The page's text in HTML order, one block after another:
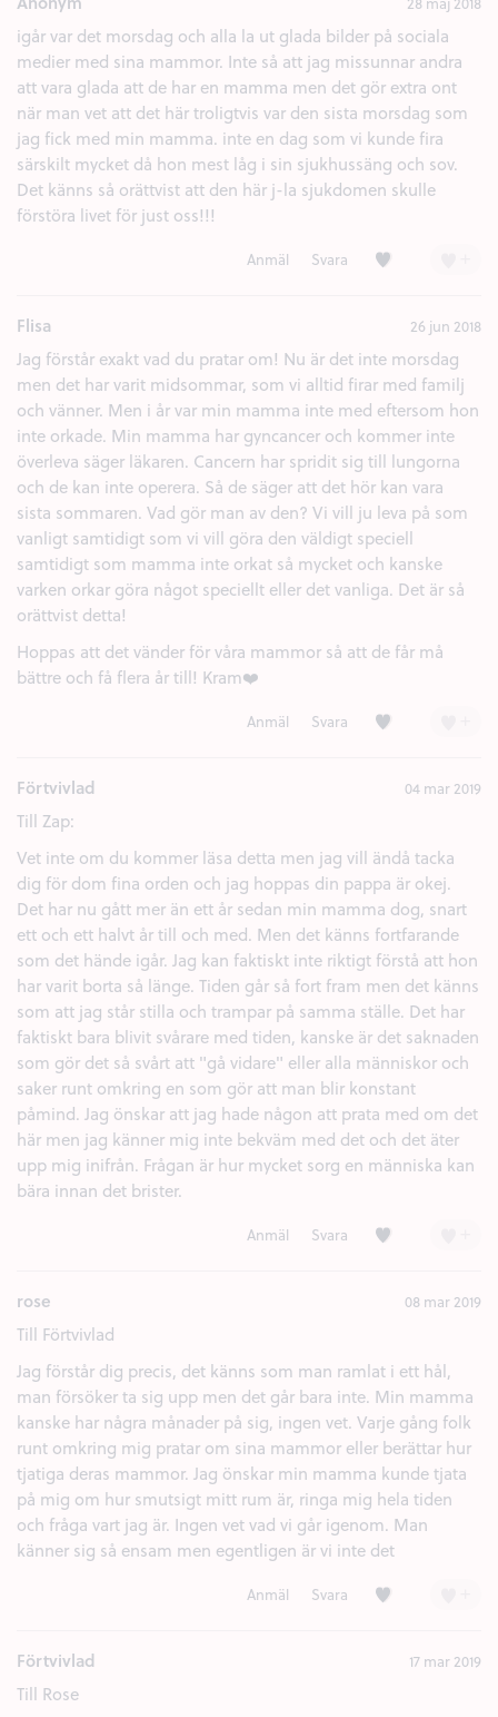
igår var det morsdag och alla la ut glada bilder på sociala
medier med sina mammor. Inte så att jag missunnar andra
att vara glada att de har en mamma men det gör extra ont
när man vet att det här troligtvis var den sista morsdag som
jag fick med min mamma. inte en dag som vi kunde fira
särskilt mycket då hon mest låg i sin sjukhussäng och sov.
Det känns så orättvist att den här j-la sjukdomen skulle
förstöra livet för just oss!!!
Anmäl Svara Kärlek (2)
Flisa 26 jun 2018
Jag förstår exakt vad du pratar om! Nu är det inte morsdag
men det har varit midsommar, som vi alltid firar med familj
och vänner. Men i år var min mamma inte med eftersom hon
inte orkade. Min mamma har gyncancer och kommer inte
överleva säger läkaren. Cancern har spridit sig till lungorna
och de kan inte operera. Så de säger att det hör kan vara
sista sommaren. Vad gör man av den? Vi vill ju leva på som
vanligt samtidigt som vi vill göra den väldigt speciell
samtidigt som mamma inte orkat så mycket och kanske
varken orkar göra något speciellt eller det vanliga. Det är så
orättvist detta!
Hoppas att det vänder för våra mammor så att de får må
bättre och få flera år till! Kram❤️
Anmäl Svara Kärlek (1)
Förtvivlad 04 mar 2019
Till Zap:
Vet inte om du kommer läsa detta men jag vill ändå tacka
dig för dom fina orden och jag hoppas din pappa är okej.
Det har nu gått mer än ett år sedan min mamma dog, snart
ett och ett halvt år till och med. Men det känns fortfarande
som det hände igår. Jag kan faktiskt inte riktigt förstå att hon
har varit borta så länge. Tiden går så fort fram men det känns
som att jag står stilla och trampar på samma ställe. Det har
faktiskt bara blivit svårare med tiden, kanske är det saknaden
som gör det så svårt att "gå vidare" eller alla människor och
saker runt omkring en som gör att man blir konstant
påmind. Jag önskar att jag hade någon att prata med om det
här men jag känner mig inte bekväm med det och det äter
upp mig inifrån. Frågan är hur mycket sorg en människa kan
bära innan det brister.
Anmäl Svara Kärlek (1)
rose 08 mar 2019
Till Förtvivlad
Jag förstår dig precis, det känns som man ramlat i ett hål,
man försöker ta sig upp men det går bara inte. Min mamma
kanske har några månader på sig, ingen vet. Varje gång folk
runt omkring mig pratar om sina mammor eller berättar hur
tjatiga deras mammor. Jag önskar min mamma kunde tjata
på mig om hur smutsigt mitt rum är, ringa mig hela tiden
och fråga vart jag är. Ingen vet vad vi går igenom. Man
känner sig så ensam men egentligen är vi inte det
Anmäl Svara Kärlek (2)
Förtvivlad 17 mar 2019
Till Rose